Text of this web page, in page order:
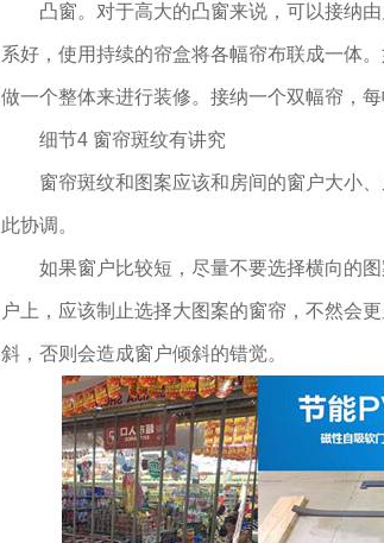
凸窗。对于高大的凸窗来说，可以接纳
系好，使用持续的帘盒将各幅帘布联成一体
做一个整体来进行装修。接纳一个双幅帘，
细节4 窗帘斑纹有讲究
窗帘斑纹和图案应该和房间的窗户大小
此协调。
如果窗户比较短，尽量不要选择横向的
户上，应该制止选择大图案的窗帘，不然会
斜，否则会造成窗户倾斜的错觉。